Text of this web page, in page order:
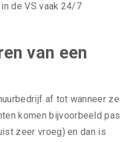
de VS vaak 24/7
van een
af tot wanneer ze
komen bijvoorbeeld pas
zeer vroeg) en dan is